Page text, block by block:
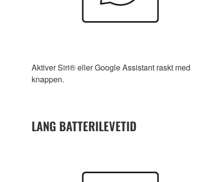
Aktiver Siri® eller Google Assistant raskt med
knappen.
LANG BATTERILEVETID